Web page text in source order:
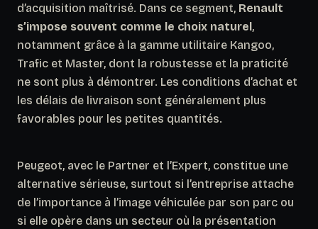
d’acquisition maîtrisé. Dans ce segment, Renault
s’impose souvent comme le choix naturel,
notamment grâce à la gamme utilitaire Kangoo,
Trafic et Master, dont la robustesse et la praticité
ne sont plus à démontrer. Les conditions d’achat et
les délais de livraison sont généralement plus
favorables pour les petites quantités.
Peugeot, avec le Partner et l’Expert, constitue une
alternative sérieuse, surtout si l’entreprise attache
de l’importance à l’image véhiculée par son parc ou
si elle opère dans un secteur où la présentation